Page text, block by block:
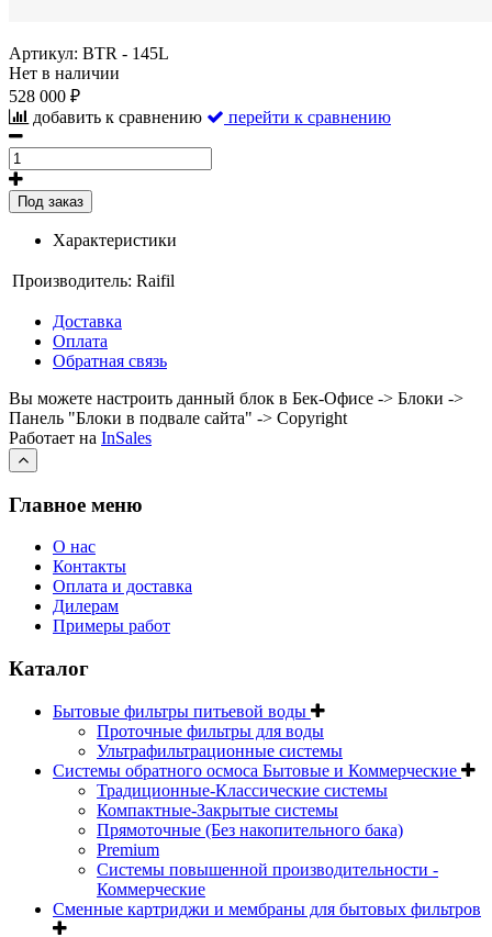
Артикул: BTR - 145L
Нет в наличии
528 000 ₽
добавить к сравнению
перейти к сравнению
Под заказ
Характеристики
Производитель: Raifil
Доставка
Оплата
Обратная связь
Вы можете настроить данный блок в Бек-Офисе -> Блоки ->
Панель "Блоки в подвале сайта" -> Copyright
Работает на InSales
Главное меню
О нас
Контакты
Оплата и доставка
Дилерам
Примеры работ
Каталог
Бытовые фильтры питьевой воды
Проточные фильтры для воды
Ультрафильтрационные системы
Системы обратного осмоса Бытовые и Коммерческие
Традиционные-Классические системы
Компактные-Закрытые системы
Прямоточные (Без накопительного бака)
Premium
Системы повышенной производительности -
Коммерческие
Сменные картриджи и мембраны для бытовых фильтров